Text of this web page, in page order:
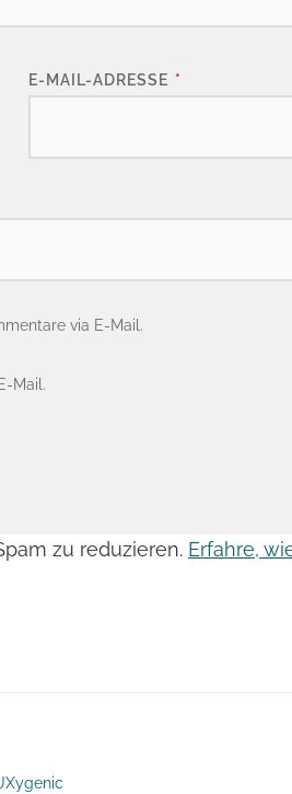
E-MAIL-ADRESSE *
via E-Mail.
Mail.
zu reduzieren. Erfahre,